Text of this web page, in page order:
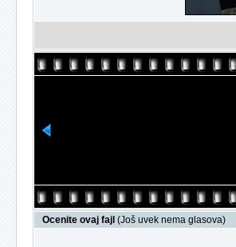
Ocenite ovaj fajl (Još uvek nema glasova)